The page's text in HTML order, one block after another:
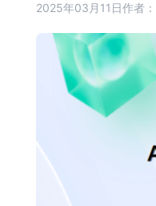
2025年03月11日作者：